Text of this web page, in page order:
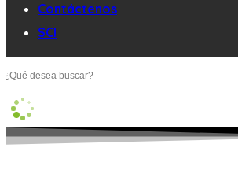
Contáctenos
SCI